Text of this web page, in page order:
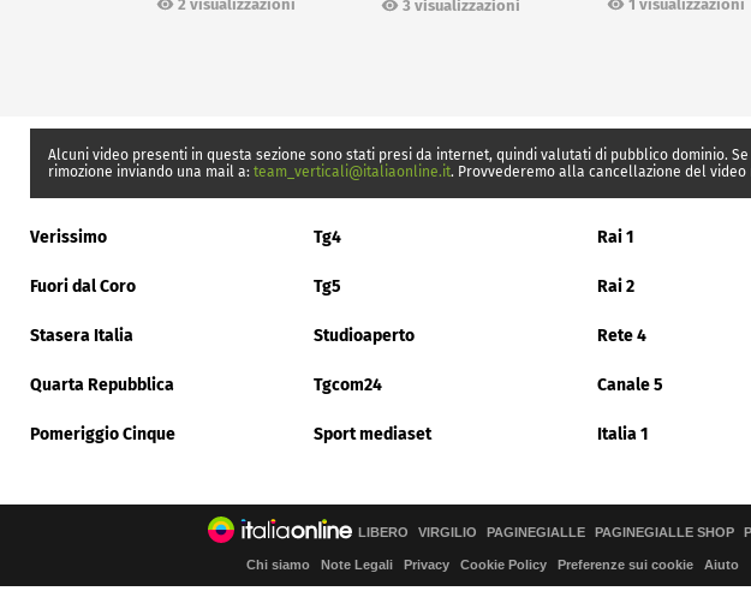
2 visualizzazioni
3 visualizzazioni
1 visualizzazioni
Alcuni video presenti in questa sezione sono stati presi da internet, quindi valutati di pubblico dominio.
rimozione inviando una mail a: team_verticali@italiaonline.it. Provvederemo alla cancellazione del
Verissimo Tg4 Rai 1
Fuori dal Coro Tg5 Rai 2
Stasera Italia Studioaperto Rete 4
Quarta Repubblica Tgcom24 Canale 5
Pomeriggio Cinque Sport mediaset Italia 1
LIBERO VIRGILIO PAGINEGIALLE PAGINEGIALLE SHOP
Chi siamo Note Legali Privacy Cookie Policy Preferenze sui cookie Aiuto